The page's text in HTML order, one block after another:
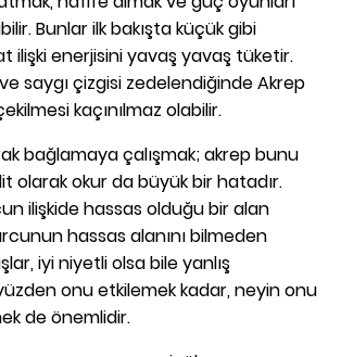
Bunlar ilk bakışta küçük gibi
ilişki enerjisini yavaş yavaş tüketir.
saygı çizgisi zedelendiğinde Akrep
kaçınılmaz olabilir.
bağlamaya çalışmak; akrep bunu
olarak okur da büyük bir hatadır.
ilişkide hassas olduğu bir alan
hassas alanını bilmeden
iyi niyetli olsa bile yanlış
onu etkilemek kadar, neyin onu
de önemlidir.